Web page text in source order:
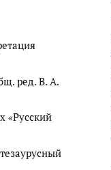
ред. В. А.
«Русский